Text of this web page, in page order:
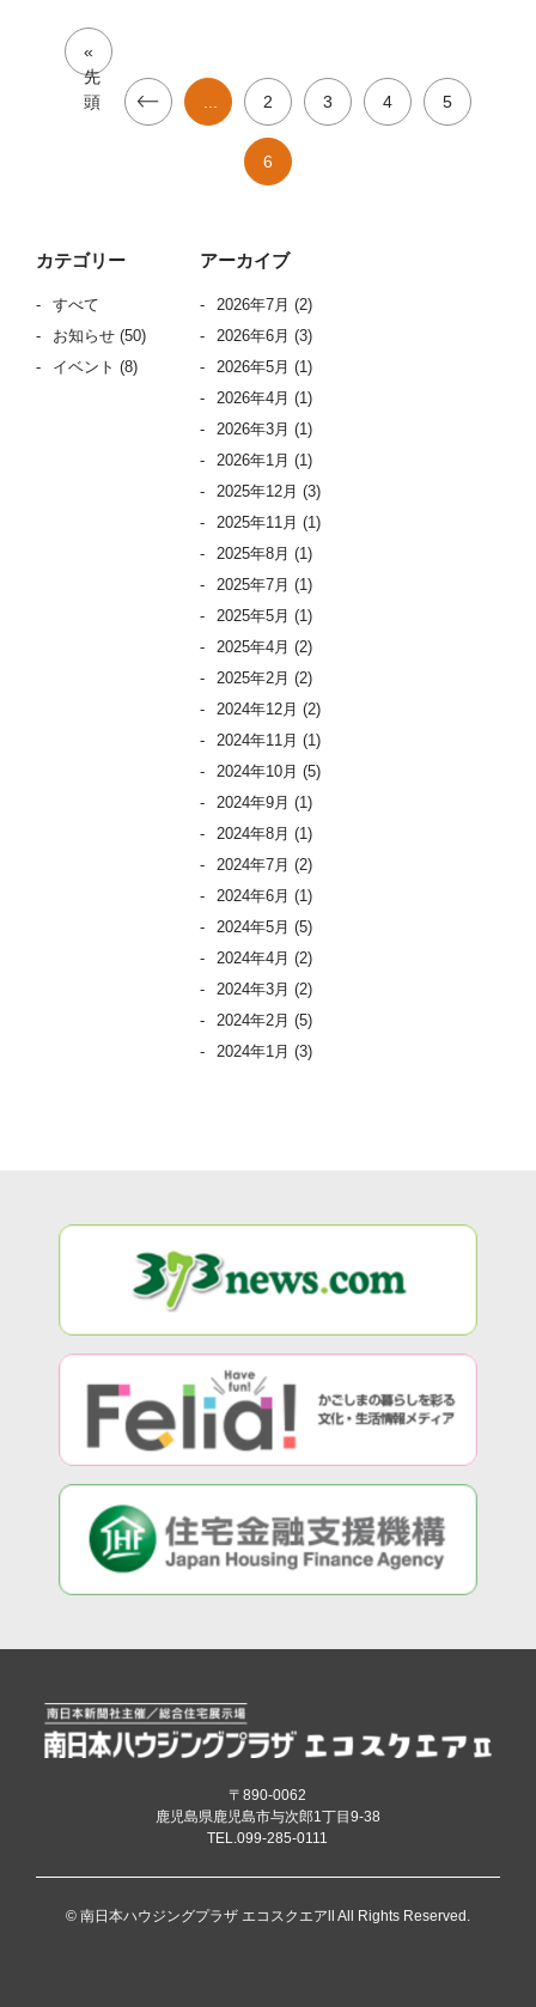
«
先
頭
2 3 4 5
6
カテゴリー
すべて
お知らせ(50)
イベント (8)
アーカイブ
2026年7月 (2)
2026年6月 (3)
2026年5月 (1)
2026年4月 (1)
2026年3月 (1)
2026年1月 (1)
2025年12月 (3)
2025年11月 (1)
2025年8月 (1)
2025年7月 (1)
2025年5月 (1)
2025年4月 (2)
2025年2月 (2)
2024年12月 (2)
2024年11月 (1)
2024年10月 (5)
2024年9月 (1)
2024年8月 (1)
2024年7月 (2)
2024年6月 (1)
2024年5月 (5)
2024年4月 (2)
2024年3月 (2)
2024年2月 (5)
2024年1月 (3)
〒890-0062
鹿児島県鹿児島市与次郎1丁目9-38
TEL.099-285-0111
© 南日本ハウジングプラザ エコスクエアll All Rights Reserved.